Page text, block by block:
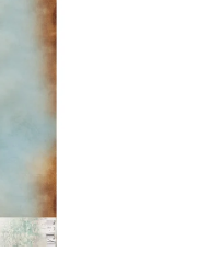
Ověřování recenzí